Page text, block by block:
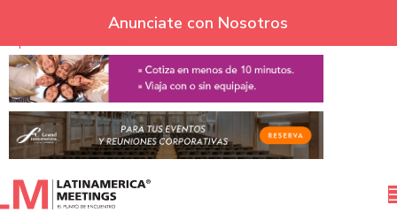
Skip to navigation
Skip to main content
Anunciate con Nosotros